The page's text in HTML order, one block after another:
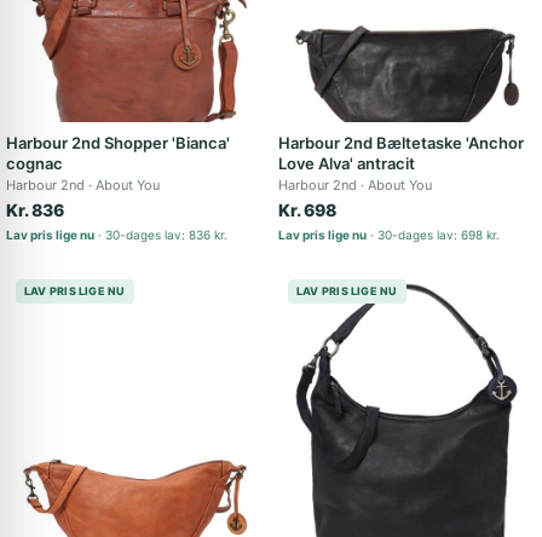
Harbour 2nd Shopper 'Bianca'
cognac
Harbour 2nd About You
Kr. 836
Lav pris lige nu 30-dages lav: 836 kr.
Harbour 2nd Bæltetaske 'Anchor
Love Alva' antracit
Harbour 2nd About You
Kr. 698
Lav pris lige nu 30-dages lav: 698 kr.
LAV PRIS LIGE NU LAV PRIS LIGE NU